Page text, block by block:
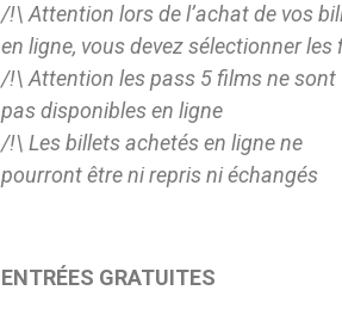
/!\ Attention lors de l’achat de vos
en ligne, vous devez sélectionner les
/!\ Attention les pass 5 films ne sont
pasdisponibles en ligne
/!\ Les billets achetés en ligne ne
pourrontêtre ni repris ni échangés
ENTRÉES GRATUITES